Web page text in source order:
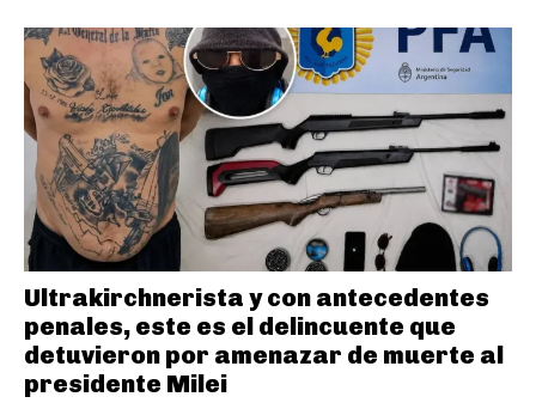
Ultrakirchnerista y con antecedentes
penales, este es el delincuente que
detuvieron por amenazar de muerte al
presidente Milei